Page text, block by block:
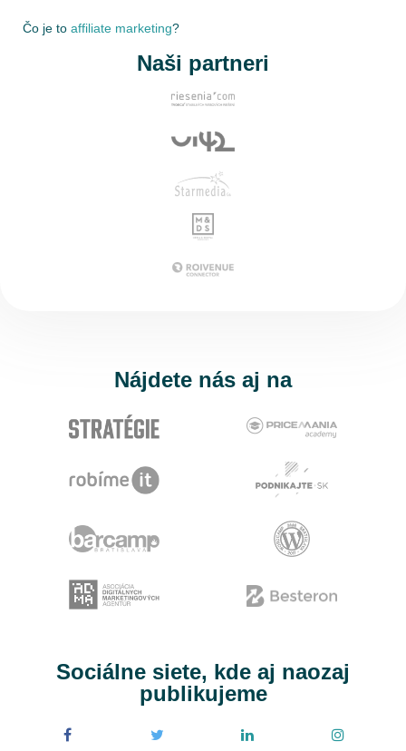
Čo je to affiliate marketing?
Naši partneri
Nájdete nás aj na
Sociálne siete, kde aj naozaj
publikujeme